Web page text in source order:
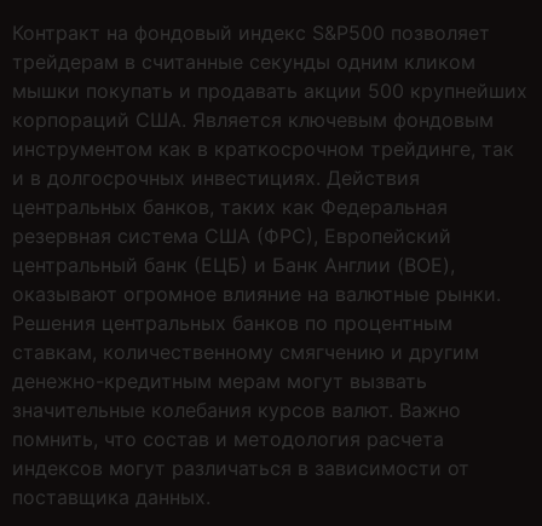
Контракт на фондовый индекс S&P500 позволяет
трейдерам в считанные секунды одним кликом
мышки покупать и продавать акции 500 крупнейших
корпораций США. Является ключевым фондовым
инструментом как в краткосрочном трейдинге, так
и в долгосрочных инвестициях. Действия
центральных банков, таких как Федеральная
резервная система США (ФРС), Европейский
центральный банк (ЕЦБ) и Банк Англии (BOE),
оказывают огромное влияние на валютные рынки.
Решения центральных банков по процентным
ставкам, количественному смягчению и другим
денежно-кредитным мерам могут вызвать
значительные колебания курсов валют. Важно
помнить, что состав и методология расчета
индексов могут различаться в зависимости от
поставщика данных.